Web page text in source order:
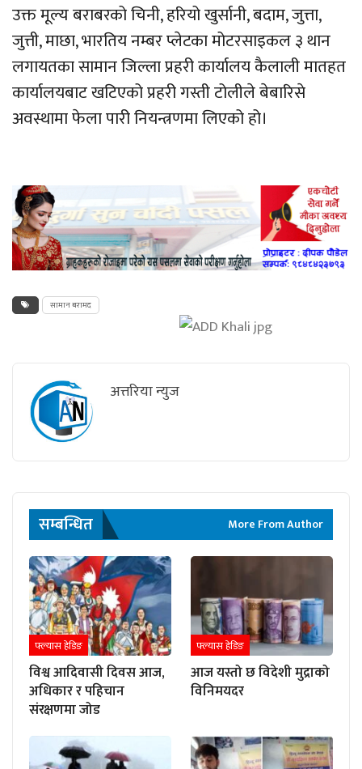
उक्त मूल्य बराबरको चिनी, हरियो खुर्सानी, बदाम, जुत्ता,
जुत्ती, माछा, भारतिय नम्बर प्लेटका मोटरसाइकल ३ थान
लगायतका सामान जिल्ला प्रहरी कार्यालय कैलाली मातहत
कार्यालयबाट खटिएको प्रहरी गस्ती टोलीले बेबारिसे
अवस्थामा फेला पारी नियन्त्रणमा लिएको हो।
सामान बरामद
अत्तरिया न्युज
सम्बन्धित More From Author
फ्ल्यास हेडिङ
विश्व आदिवासी दिवस आज,
अधिकार र पहिचान
संरक्षणमा जोड
फ्ल्यास हेडिङ
आज यस्तो छ विदेशी मुद्राको
विनिमयदर